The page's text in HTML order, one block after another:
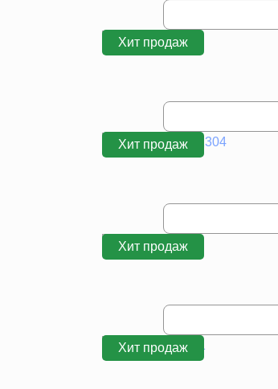
Хит продаж
Хит продаж
Хит продаж
Хит продаж